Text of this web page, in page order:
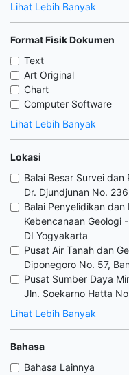
Lihat Lebih Banyak
Format Fisik Dokumen
Text
Art Original
Chart
Computer Software
Lihat Lebih Banyak
Lokasi
Balai Besar Survei dan
Dr. Djundjunan No.
Balai Penyelidikan
Kebencanaan Geologi
DI Yogyakarta
Pusat Air Tanah dan
Diponegoro No. 57,
Pusat Sumber Daya
Jln. Soekarno Hatta
Lihat Lebih Banyak
Bahasa
Bahasa Lainnya